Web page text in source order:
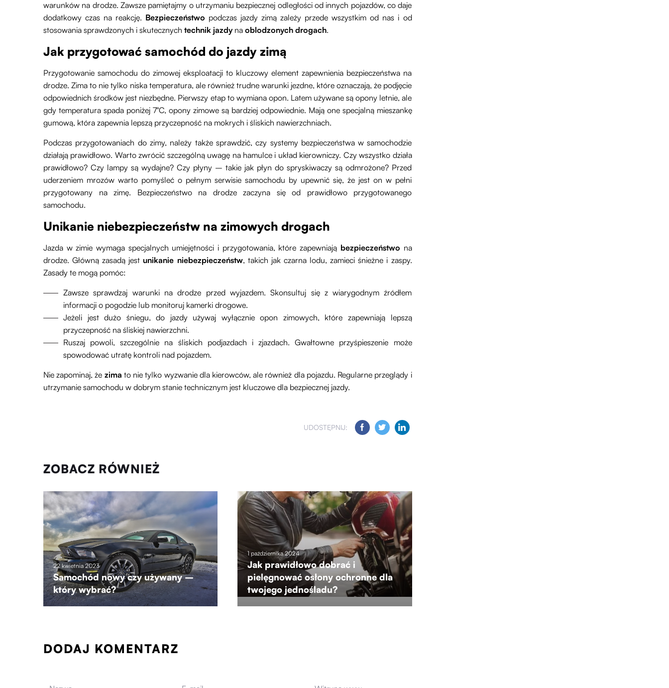
warunków na drodze. Zawsze pamiętajmy o utrzymaniu bezpiecznej odległości od innych pojazdów, co daje
dodatkowy czas na reakcję. Bezpieczeństwo podczas jazdy zimą zależy przede wszystkim od nas i od
stosowania sprawdzonych i skutecznych technik jazdyna oblodzonych drogach.
Jak przygotować samochód do jazdy zimą
Przygotowanie samochodu do zimowej eksploatacji to kluczowy element zapewnienia bezpieczeństwa na
drodze. Zima to nie tylko niska temperatura, ale również trudne warunki jezdne, które oznaczają, że podjęcie
odpowiednich środków jest niezbędne. Pierwszy etap to wymiana opon. Latem używane są opony letnie, ale
gdy temperatura spada poniżej 7°C, opony zimowe są bardziej odpowiednie. Mają one specjalną mieszankę
gumową, która zapewnia lepszą przyczepność na mokrych i śliskich nawierzchniach.
Podczas przygotowaniach do zimy, należy także sprawdzić, czy systemy bezpieczeństwa w samochodzie
działają prawidłowo. Warto zwrócić szczególną uwagę na hamulce i układ kierowniczy. Czy wszystko działa
prawidłowo? Czy lampy są wydajne? Czy płyny – takie jak płyn do spryskiwaczy są odmrożone? Przed
uderzeniem mrozów warto pomyśleć o pełnym serwisie samochodu by upewnić się, że jest on w pełni
przygotowany na zimę. Bezpieczeństwo na drodze zaczyna się od prawidłowo przygotowanego
samochodu.
Unikanie niebezpieczeństw na zimowych drogach
Jazda w zimie wymaga specjalnych umiejętności i przygotowania, które zapewniają bezpieczeństwo na
drodze. Główną zasadą jest unikanie niebezpieczeństw, takich jak czarna lodu, zamieci śnieżne i zaspy.
Zasady te mogą pomóc:
Zawsze sprawdzaj warunki na drodze przed wyjazdem. Skonsultuj się z wiarygodnym źródłem
informacji o pogodzie lub monitoruj kamerki drogowe.
Jeżeli jest dużo śniegu, do jazdy używaj wyłącznie opon zimowych, które zapewniają lepszą
przyczepność na śliskiej nawierzchni.
Ruszaj powoli, szczególnie na śliskich podjazdach i zjazdach. Gwałtowne przyśpieszenie może
spowodować utratę kontroli nad pojazdem.
Nie zapominaj, że zima to nie tylko wyzwanie dla kierowców, ale również dla pojazdu. Regularne przeglądy i
utrzymanie samochodu w dobrym stanie technicznym jest kluczowe dla bezpiecznej jazdy.
UDOSTĘPNIJ:
ZOBACZ RÓWNIEŻ
22 kwietnia 2023
Samochód nowy czy używany –
który wybrać?
1 października 2024
Jak prawidłowo dobrać i
pielęgnować osłony ochronne dla
twojego jednośladu?
DODAJ KOMENTARZ